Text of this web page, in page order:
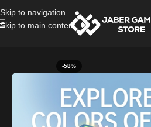
Skip to navigation
Skip to main content
-58%